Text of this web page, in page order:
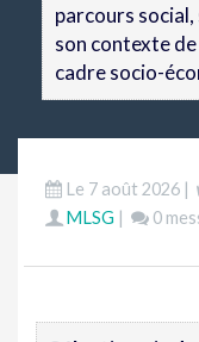
parcours
son contexte
cadre socio-
Le 7 août 2026 |
MLSG | 0